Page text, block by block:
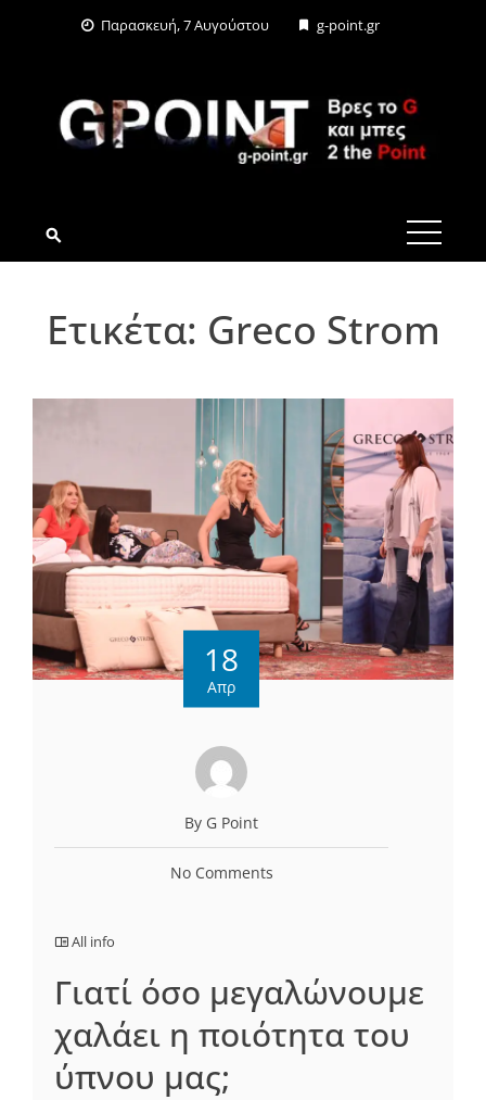
Παρασκευή, 7 Αυγούστου g-point.gr
G-POINT.GR
Ετικέτα: Greco Strom
18
Απρ
By G Point
No Comments
All info
Γιατί όσο μεγαλώνουμε
χαλάει η ποιότητα του
ύπνου μας;